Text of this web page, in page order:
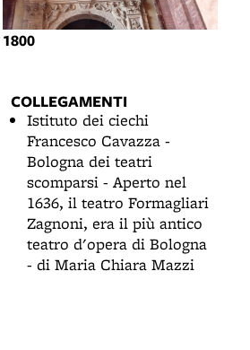
1800
COLLEGAMENTI
Istituto dei ciechi
Francesco Cavazza -
Bologna dei teatri
scomparsi - Aperto nel
1636, il teatro Formagliari
Zagnoni, era il più antico
teatro d'opera di Bologna
- di Maria Chiara Mazzi